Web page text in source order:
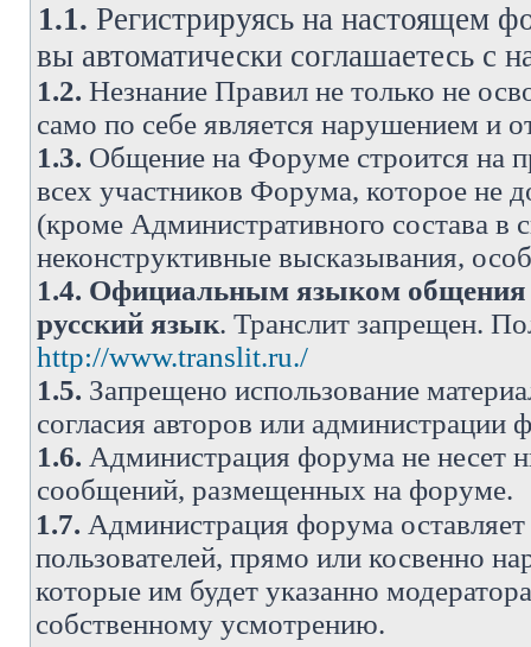
1.1. Регистрируясь на настоящем
вы автоматически соглашаетесь
1.2. Незнание Правил не только не
само по себе является нарушением и
1.3. Общение на Форуме строится на
всех участников Форума, которое не
(кроме Административного состава в
неконструктивные высказывания,
1.4. Официальным языком общения
русский язык. Транслит запрещен.
http://www.translit.ru./
1.5. Запрещено использование
согласия авторов или администрации
1.6. Администрация форума не несет
сообщений, размещенных на форуме.
1.7. Администрация форума
пользователей, прямо или косвенно
которые им будет указанно
собственному усмотрению.